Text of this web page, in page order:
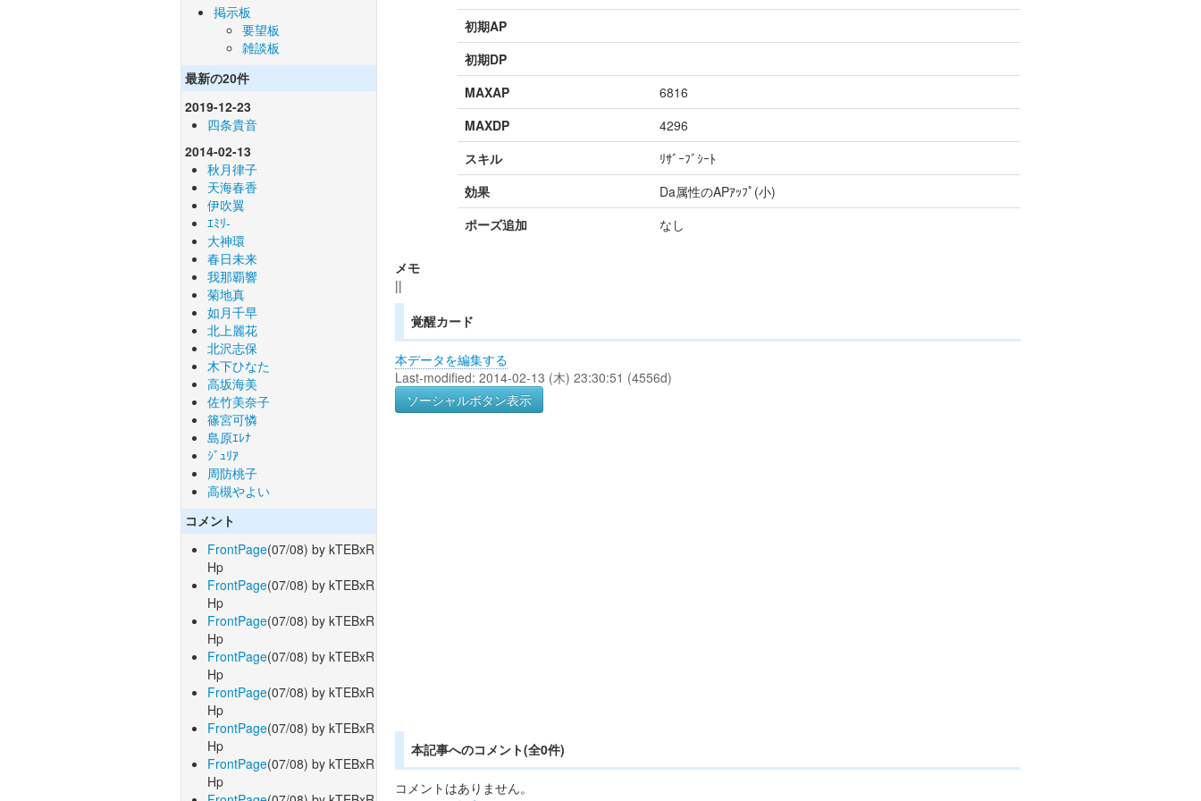
掲示板
要望板
雑談板
最新の20件
2019-12-23
四条貴音
2014-02-13
秋月律子
天海春香
伊吹翼
ｴﾐﾘ-
大神環
春日未来
我那覇響
菊地真
如月千早
北上麗花
北沢志保
木下ひなた
高坂海美
佐竹美奈子
篠宮可憐
島原ｴﾚﾅ
ｼﾞｭﾘｱ
周防桃子
高槻やよい
コメント
FrontPage(07/08) by kTEBxR
Hp
FrontPage(07/08) by kTEBxR
Hp
FrontPage(07/08) by kTEBxR
Hp
FrontPage(07/08) by kTEBxR
Hp
FrontPage(07/08) by kTEBxR
Hp
FrontPage(07/08) by kTEBxR
Hp
FrontPage(07/08) by kTEBxR
Hp
初期AP
初期DP
MAXAP
6816
MAXDP
4296
スキル
ﾘｻﾞｰﾌﾞｼｰﾄ
効果
Da属性のAPｱｯﾌﾟ(小)
ポーズ追加
なし
メモ
||
覚醒カード
本データを編集する
Last-modified: 2014-02-13 (木) 23:30:51 (4556d)
ソーシャルボタン表示
本記事へのコメント(全0件)
コメントはありません。